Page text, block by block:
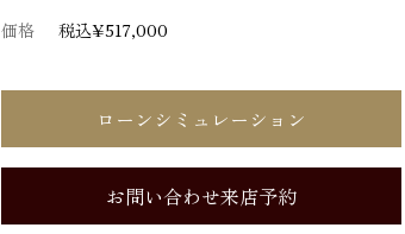
価格
税込¥517,000
ローンシミュレーション
お問い合わせ来店予約